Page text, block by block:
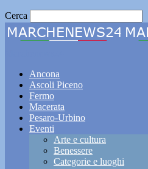
Cerca
Ancona
Ascoli Piceno
Fermo
Macerata
Pesaro-Urbino
Eventi
Arte e cultura
Benessere
Categorie e luoghi